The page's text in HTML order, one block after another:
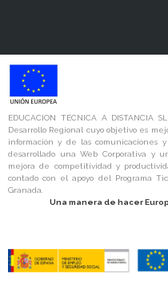
EDUCACION TÉCNICA A
Desarrollo Regional cuyo objetivo es
información y de las comunicaciones
desarrollado una Web Corporativa y
mejora de competitividad y
contado con el apoyo del Programa
Granada.
Una manera de hacer